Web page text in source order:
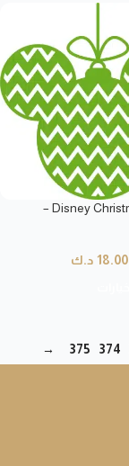
Disney Christmas FIG-023 –
18.00 د.ك
374
375
→